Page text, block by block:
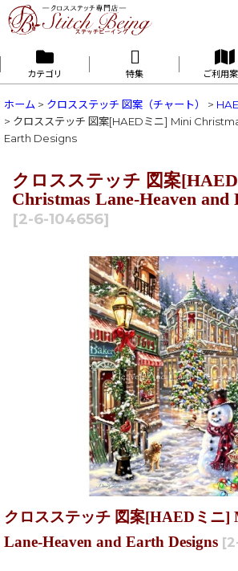
カテゴリ 特集 ご利用
ホーム > クロスステッチ 図案（チャート） >
> クロスステッチ 図案[HAEDミニ] Mini
Earth Designs
クロスステッチ 図案
Christmas Lane-Heaven and
[2-6-104656]
クロスステッチ 図案[HAEDミニ]
Lane-Heaven and Earth Designs [